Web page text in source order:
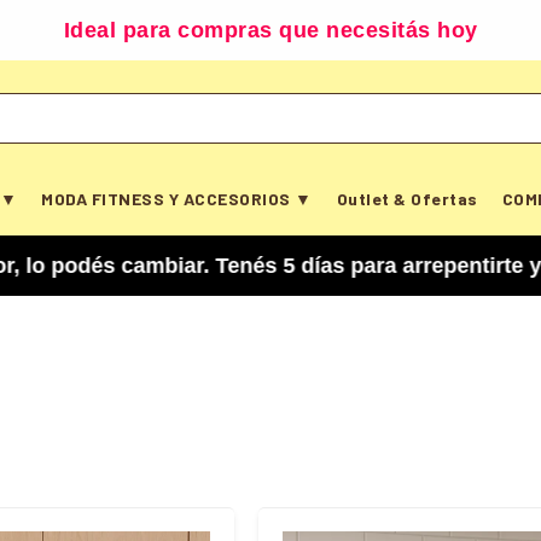
Ideal para compras que necesitás hoy
▼ MODA FITNESS Y ACCESORIOS ▼ Outlet & Ofertas
cambiar. Tenés 5 días para arrepentirte y